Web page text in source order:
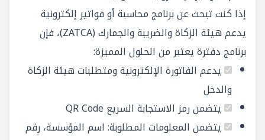
إذا كنت تبحث عن برنامج محاسبة أو فواتير إلكترونية
يدعم هيئة الزكاة والضريبة والجمارك (ZATCA)، فإن
برنامج دفترة يعتبر من الحلول المميزة:
يدعم الفاتورة الإلكترونية ومتطلبات هيئة الزكاة
والدخل
يتضمن رمز الاستجابة السريع QR Code
يتضمن المعلومات المطلوبة: اسم المؤسسة، رقم